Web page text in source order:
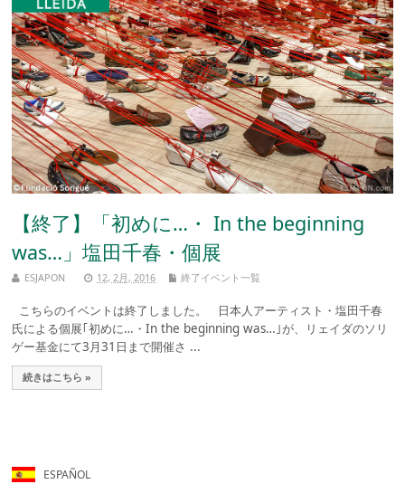
【終了】「初めに…・ In the beginning
was…」塩田千春・個展
ESJAPON 12, 2月, 2016 終了イベント一覧
こちらのイベントは終了しました。 日本人アーティスト・塩田千春
氏による個展｢初めに…・In the beginning was…｣が、リェイダのソリ
ゲー基金にて3月31日まで開催さ ...
続きはこちら »
ESPAÑOL